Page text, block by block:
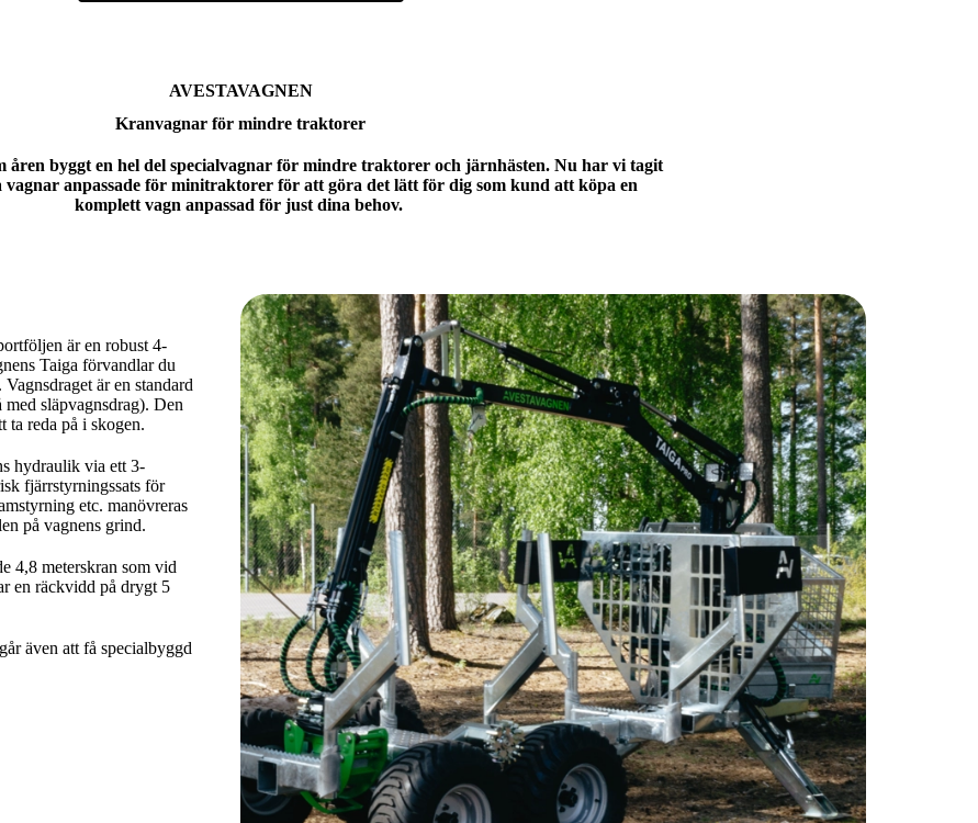
AVESTAVAGNEN
Kranvagnar för mindre traktorer
åren byggt en hel del specialvagnar för mindre traktorer och järnhästen. Nu har vi tagit
vagnar anpassade för minitraktorer för att göra det lätt för dig som kund att köpa en
komplett vagn anpassad för just dina behov.
är en robust 4-
Taiga förvandlar du
är en standard
släpvagnsdrag). Den
ta reda på i skogen.
hydraulik via ett 3-
fjärrstyrningssats för
etc. manövreras
på vagnens grind.
4,8 meterskran som vid
en räckvidd på drygt 5
även att få specialbyggd